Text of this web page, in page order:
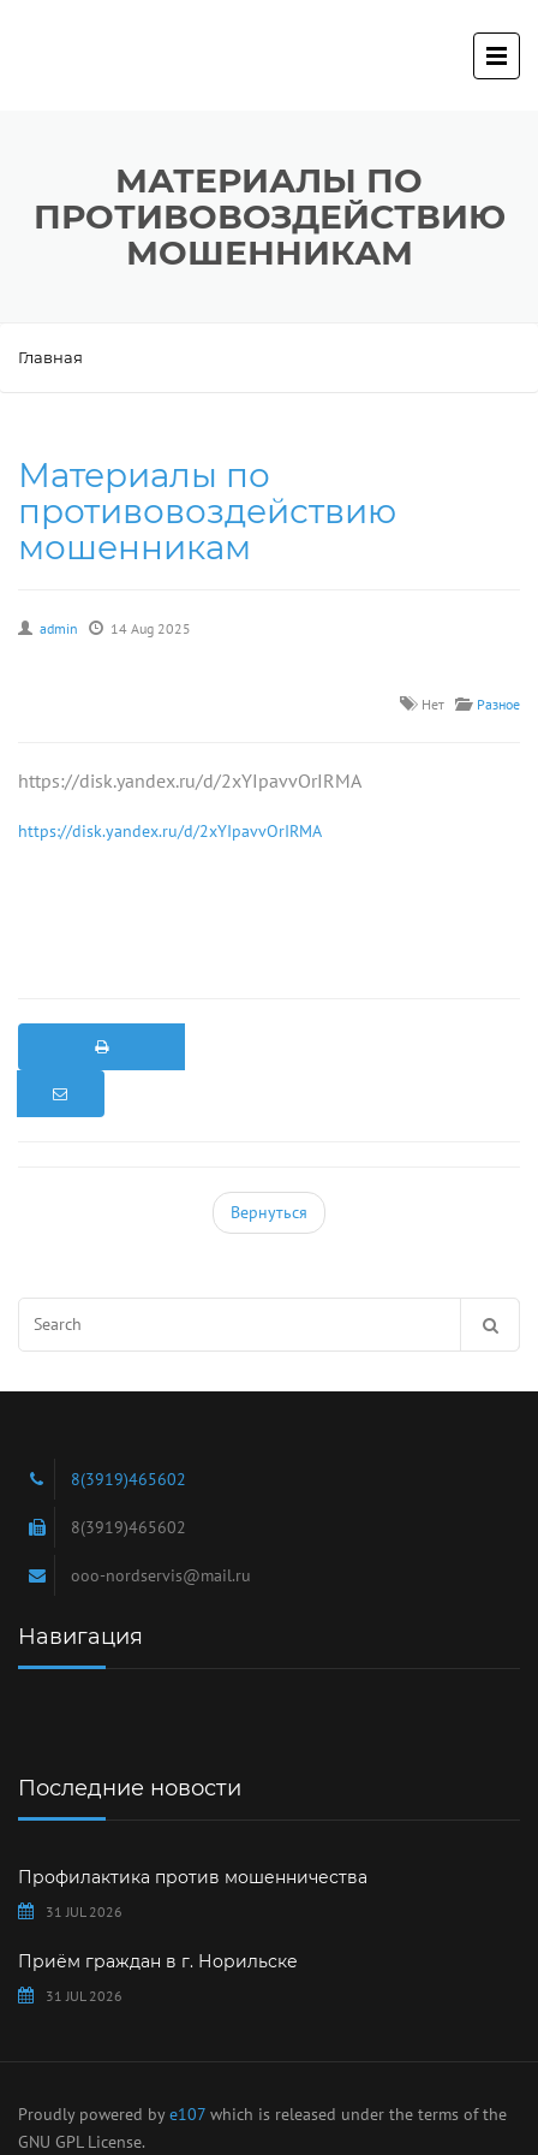
МАТЕРИАЛЫ ПО
ПРОТИВОВОЗДЕЙСТВИЮ
МОШЕННИКАМ
Главная
Материалы по
противовоздействию
мошенникам
admin 14 Aug 2025
Нет Разное
https://disk.yandex.ru/d/2xYIpavvOrIRMA
https://disk.yandex.ru/d/2xYIpavvOrIRMA
Вернуться
8(3919)465602
8(3919)465602
ooo-nordservis@mail.ru
Навигация
Последние новости
Профилактика против мошенничества
31 JUL 2026
Приём граждан в г. Норильске
31 JUL 2026
Proudly powered bye107 which is released under the terms of the
GNU GPL License.